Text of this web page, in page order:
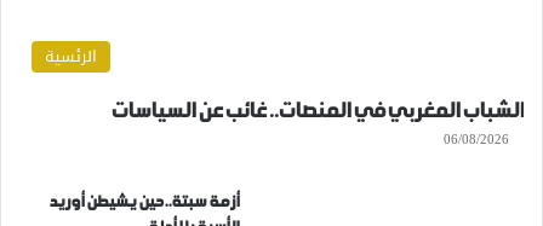
الرئسية
الشباب المغربي في المنصات.. غائب عن السياسات
06/08/2026
أزمة سبتة..حين يشيطن أوريد